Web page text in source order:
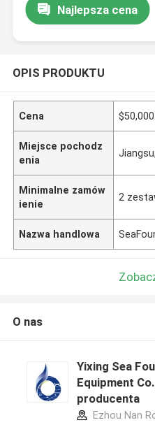
Najlepsza cena
OPIS PRODUKTU
Cena
Miejsce pochodz
enia
Minimalne zamów
ienie
2
Nazwa handlowa
O nas
Yixing Sea
Equipment
producenta
Ezhou Nan